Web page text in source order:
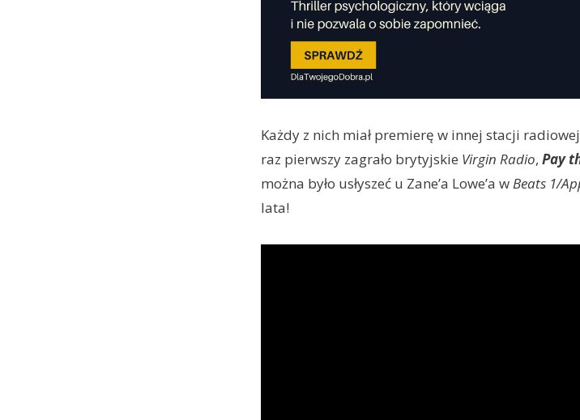
Każdy z nich miał premierę w innej stacji
raz pierwszy zagrało brytyjskie Virgin Radio, Pay
można było usłyszeć u Zane’a Lowe’a wBeats 1/
lata!